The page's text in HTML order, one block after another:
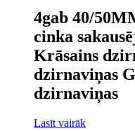
4gab 40/
cinka
Krāsains
dzirnaviņas
dzirnaviņas
Lasīt vairāk